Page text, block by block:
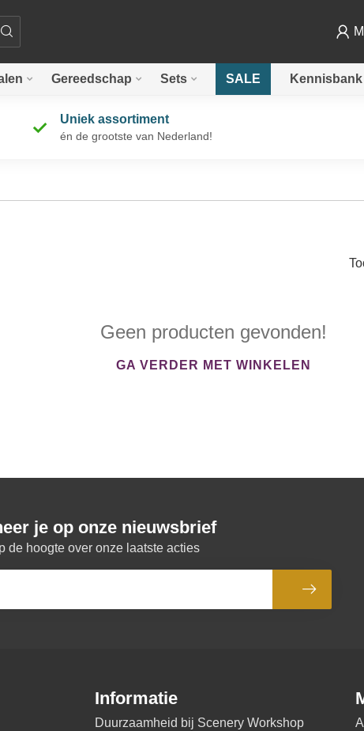
Gereedschap Sets SALE Kennisbank
Uniek assortiment
én de grootste van Nederland!
Geen producten gevonden!
GA VERDER MET WINKELEN
je op onze nieuwsbrief
de hoogte over onze laatste acties
Abonneer
Informatie
Duurzaamheid bij Scenery Workshop